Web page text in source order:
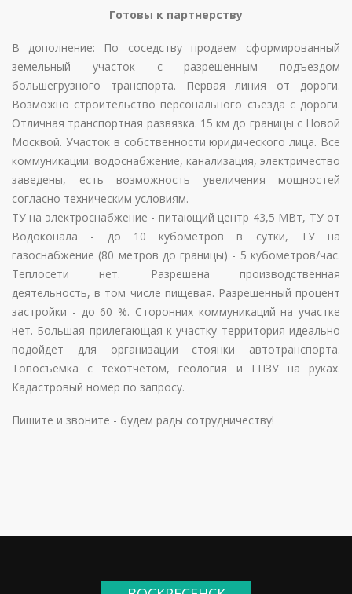
Готовы к партнерству
В дополнение: По соседству продаем сформированный
земельный участок с разрешенным подъездом
большегрузного транспорта. Первая линия от дороги.
Возможно строительство персонального съезда с дороги.
Отличная транспортная развязка. 15 км до границы с Новой
Москвой. Участок в собственности юридического лица. Все
коммуникации: водоснабжение, канализация, электричество
заведены, есть возможность увеличения мощностей
согласно техническим условиям.
ТУ на электроснабжение - питающий центр 43,5 МВт, ТУ от
Водоконала - до 10 кубометров в сутки, ТУ на
газоснабжение (80 метров до границы) - 5 кубометров/час.
Теплосети нет. Разрешена производственная
деятельность, в том числе пищевая. Разрешенный процент
застройки - до 60 %. Сторонних коммуникаций на участке
нет. Большая прилегающая к участку территория идеально
подойдет для организации стоянки автотранспорта.
Топосъемка с техотчетом, геология и ГПЗУ на руках.
Кадастровый номер по запросу.
Пишите и звоните - будем рады сотрудничеству!